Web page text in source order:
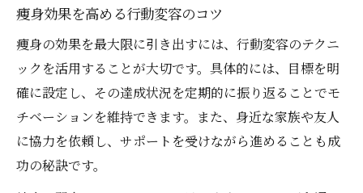
痩身効果を高める行動変容のコツ
痩身の効果を最大限に引き出すには、行動変容のテクニ
ックを活用することが大切です。具体的には、目標を明
確に設定し、その達成状況を定期的に振り返ることでモ
チベーションを維持できます。また、身近な家族や友人
に協力を依頼し、サポートを受けながら進めることも成
功の秘訣です。